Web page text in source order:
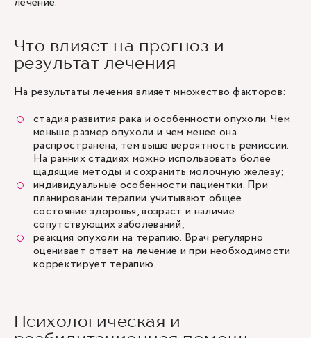
Что влияет на прогноз и
результат лечения
На результаты лечения влияет множество факторов:
стадия развития рака и особенности опухоли. Чем
меньше размер опухоли и чем менее она
распространена, тем выше вероятность ремиссии.
На ранних стадиях можно использовать более
щадящие методы и сохранить молочную железу;
индивидуальные особенности пациентки. При
планировании терапии учитывают общее
состояние здоровья, возраст и наличие
сопутствующих заболеваний;
реакция опухоли на терапию. Врач регулярно
оценивает ответ на лечение и при необходимости
корректирует терапию.
Психологическая и